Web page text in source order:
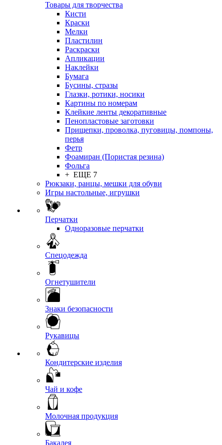
Товары для творчества
Кисти
Краски
Мелки
Пластилин
Раскраски
Апликации
Наклейки
Бумага
Бусины, стразы
Глазки, ротики, носики
Картины по номерам
Клейкие ленты декоративные
Пенопластовые заготовки
Прищепки, проволка, пуговицы, помпоны,
перья
Фетр
Фоамиран (Пористая резина)
Фольга
+ ЕЩЕ 7
Рюкзаки, ранцы, мешки для обуви
Игры настольные, игрушки
Перчатки
Одноразовые перчатки
Спецодежда
Огнетушители
Знаки безопасности
Рукавицы
Кондитерские изделия
Чай и кофе
Молочная продукция
Бакалея